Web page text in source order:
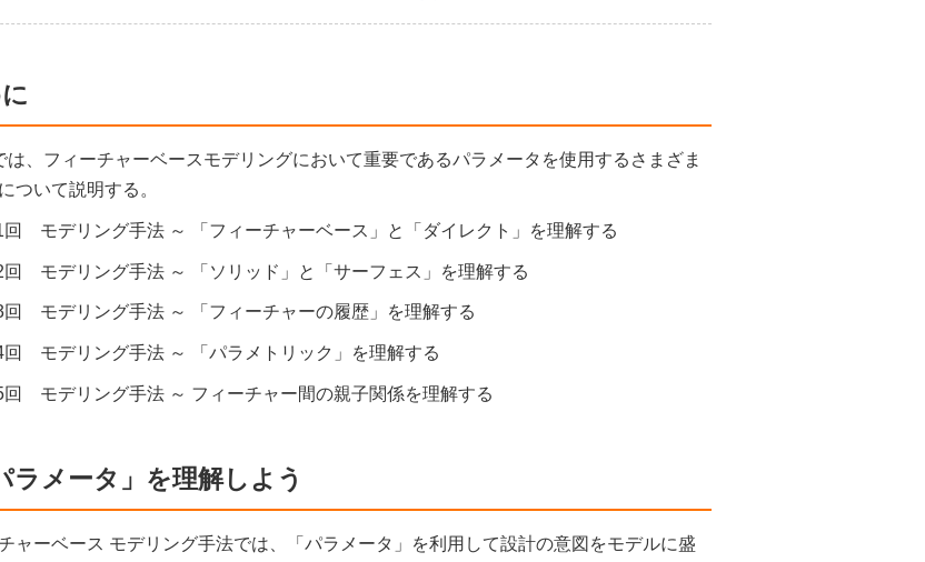
は、フィーチャーベースモデリングにおいて重要であるパラメータを使用するさまざま
ついて説明する。
回 モデリング手法 ～ 「フィーチャーベース」と「ダイレクト」を理解する
回 モデリング手法 ～ 「ソリッド」と「サーフェス」を理解する
回 モデリング手法 ～ 「フィーチャーの履歴」を理解する
回 モデリング手法 ～ 「パラメトリック」を理解する
回 モデリング手法 ～ フィーチャー間の親子関係を理解する
ラメータ」を理解しよう
ャーベース モデリング手法では、「パラメータ」を利用して設計の意図をモデルに盛